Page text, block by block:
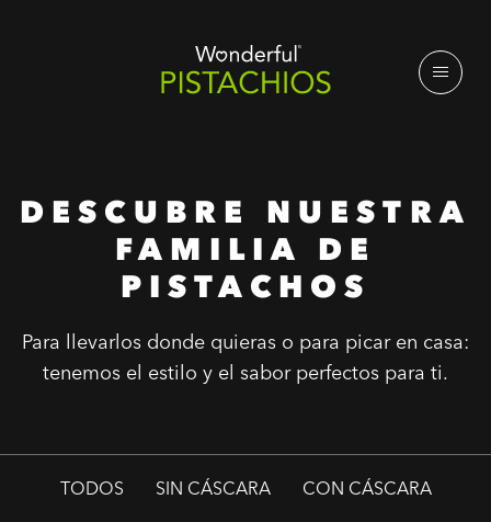
DESCUBRE NUESTRA
FAMILIA DE
PISTACHOS
Para llevarlos donde quieras o para picar en casa:
tenemos el estilo y el sabor perfectos para ti.
TODOS SIN CÁSCARA CON CÁSCARA